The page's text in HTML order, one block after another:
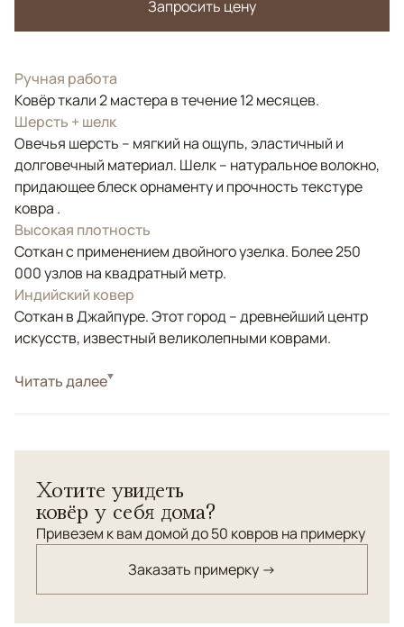
Запросить цену
Ручная работа
Ковёр ткали 2 мастера в течение 12 месяцев.
Шерсть + шелк
Овечья шерсть – мягкий на ощупь, эластичный и
долговечный материал. Шелк – натуральное волокно,
придающее блеск орнаменту и прочность текстуре
ковра .
Высокая плотность
Соткан с применением двойного узелка. Более 250
000 узлов на квадратный метр.
Индийский ковер
Соткан в Джайпуре. Этот город – древнейший центр
искусств, известный великолепными коврами.
СтильСовременные
натурального шелка и шерсти с применением
рельефной стрижки ворса и выжигания ворса на
фоновой части. Высокая плотность.
Читать далее
Хотите увидеть
ковёр у себя дома?
Привезем к вам домой до 50 ковров на примерку
Заказать примерку →